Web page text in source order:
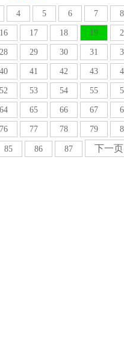
4 5 6 7 8
16 17 18 19
28 29 30 31
40 41 42 43
52 53 54 55
64 65 66 67
76 77 78 79
85 86 87 下一页